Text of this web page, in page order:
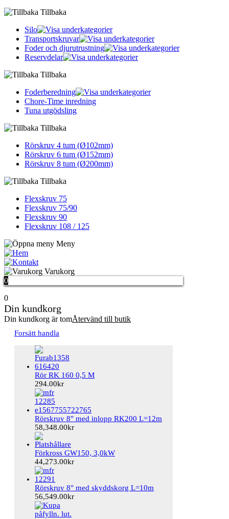
Tillbaka
Silo
Transportskruvar
Foder och djurutrustning
Reservdelar
Tillbaka
Foderberedning
Chore-Time inredning
Tuna utgödsling
Tillbaka
Rörskruv 4 tum (Ø102mm)
Rörskruv 6 tum (Ø152mm)
Rörskruv 8 tum (Ø200mm)
Tillbaka
Flexskruv 75
Flexskruv 75/90
Flexskruv 90
Flexskruv 108 / 125
Meny
Varukorg
0
0
Din kundkorg
Din kundkorg är tomÅtervänd till butik
Forsätt handla
Rör RK 160 0,5 M
294.00kr
Rörskruv 8" med inlopp RK200 L=12m
58,348.00kr
Förkross GW150, 3,0kW
44,273.00kr
Rörskruv 8" med skyddskorg L=10m
56,549.00kr